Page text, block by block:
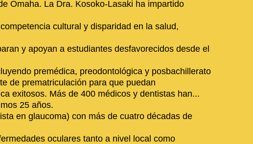
Omaha. La Dra. Kosoko-Lasaki ha impartido
cultural y disparidad en la salud,
y apoyan a estudiantes desfavorecidos desde el
premédica, preodontológica y posbachillerato
de prematriculación para que puedan
exitosos. Más de 400 médicos y dentistas han...
25 años.
en glaucoma) con más de cuatro décadas de
oculares tanto a nivel local como